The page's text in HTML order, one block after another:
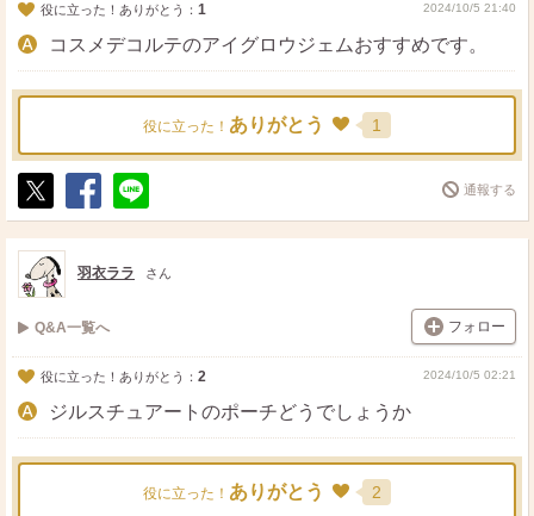
役に立った！ありがとう： 1 2024/10/5 21:40
コスメデコルテのアイグロウジェムおすすめです。
役に立った！ ありがとう 1
ポ
ス
ト
シ
ェ
送
る
通報する
羽衣ララ さん
Q&A一覧へ フォロー
役に立った！ありがとう： 2 2024/10/5 02:21
ジルスチュアートのポーチどうでしょうか
役に立った！ ありがとう 2